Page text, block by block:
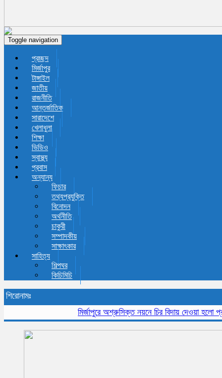
Toggle navigation
প্রচ্ছদ
মির্জাপুর
টাঙ্গাইল
জাতীয়
রাজনীতি
আন্তর্জাতিক
সারাদেশে
খেলাধুলা
শিক্ষা
ভিডিও
স্বাস্থ্য
প্রবাস
অন্যান্য
ফিচার
তথ্যপ্রযুক্তি
বিনোদন
অর্থনীতি
চাকুরী
সম্পাদকীয়
সাক্ষাৎকার
সাহিত্য
শিল্পঘর
কিচিমিচি
শিরোনামঃ
মির্জাপুরে অশ্রুসিক্ত নয়নে চির বিদায় দেওয়া হলো প্রবীন